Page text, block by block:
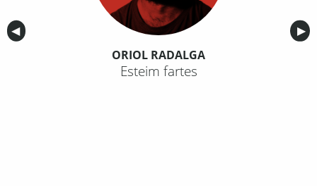
Anterior
◀︎ ▶︎
ORIOL RADALGA
Esteim fartes